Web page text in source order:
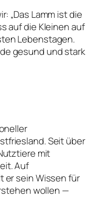
„Das Lamm ist die
auf die Kleinen auf
Lebenstagen.
gesund und stark
Seit über
mit
Auf
er sein Wissen für
wollen —